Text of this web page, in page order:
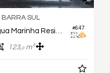
#647
BARRA SUL
Apartamento no Edifício Água Marinha Residence
123,0m²